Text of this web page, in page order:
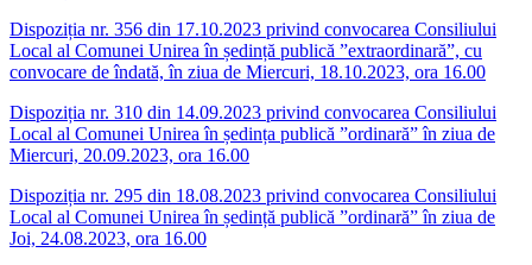
Dispoziția nr. 356 din 17.10.2023 privind convocarea Consiliului
Local al Comunei Unirea în ședință publică ”extraordinară”, cu
convocare de îndată, în ziua de Miercuri, 18.10.2023, ora 16.00
Dispoziția nr. 310 din 14.09.2023 privind convocarea Consiliului
Local al Comunei Unirea în ședința publică ”ordinară” în ziua de
Miercuri, 20.09.2023, ora 16.00
Dispoziția nr. 295 din 18.08.2023 privind convocarea Consiliului
Local al Comunei Unirea în ședință publică ”ordinară” în ziua de
Joi, 24.08.2023, ora 16.00